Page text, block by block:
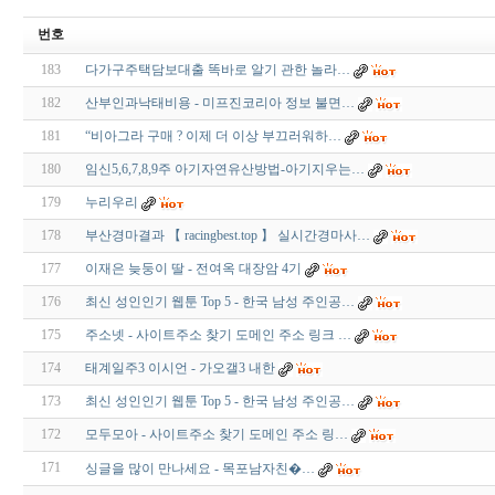
번호
183 다가구주택담보대출 똑바로 알기 관한 놀라…
182 산부인과낙태비용 - 미프진코리아 정보 불면…
181 “비아그라 구매 ? 이제 더 이상 부끄러워하…
180 임신5,6,7,8,9주 아기자연유산방법-아기지우는…
179 누리우리
178 부산경마결과 【 racingbest.top 】 실시간경마사…
177 이재은 늦둥이 딸 - 전여옥 대장암 4기
176 최신 성인인기 웹툰 Top 5 - 한국 남성 주인공…
175 주소넷 - 사이트주소 찾기 도메인 주소 링크 …
174 태계일주3 이시언 - 가오갤3 내한
173 최신 성인인기 웹툰 Top 5 - 한국 남성 주인공…
172 모두모아 - 사이트주소 찾기 도메인 주소 링…
171 싱글을 많이 만나세요 - 목­포­남­자­친­�…